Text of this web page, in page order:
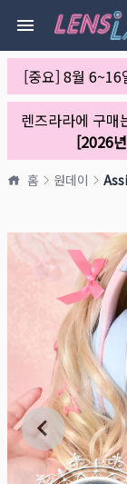
[중요] 8월 6~16
렌즈라라에 구매
[2026
홈 원데이